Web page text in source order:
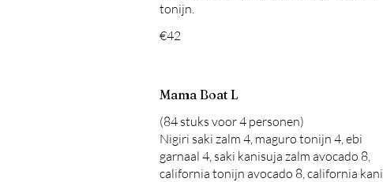
tonijn.
€42
Mama Boat L
(84 stuks voor 4 personen)
Nigiri saki zalm 4, maguro tonijn 4, ebi
garnaal 4, saki kanisuja zalm avocado 8,
california tonijn avocado 8, california kani